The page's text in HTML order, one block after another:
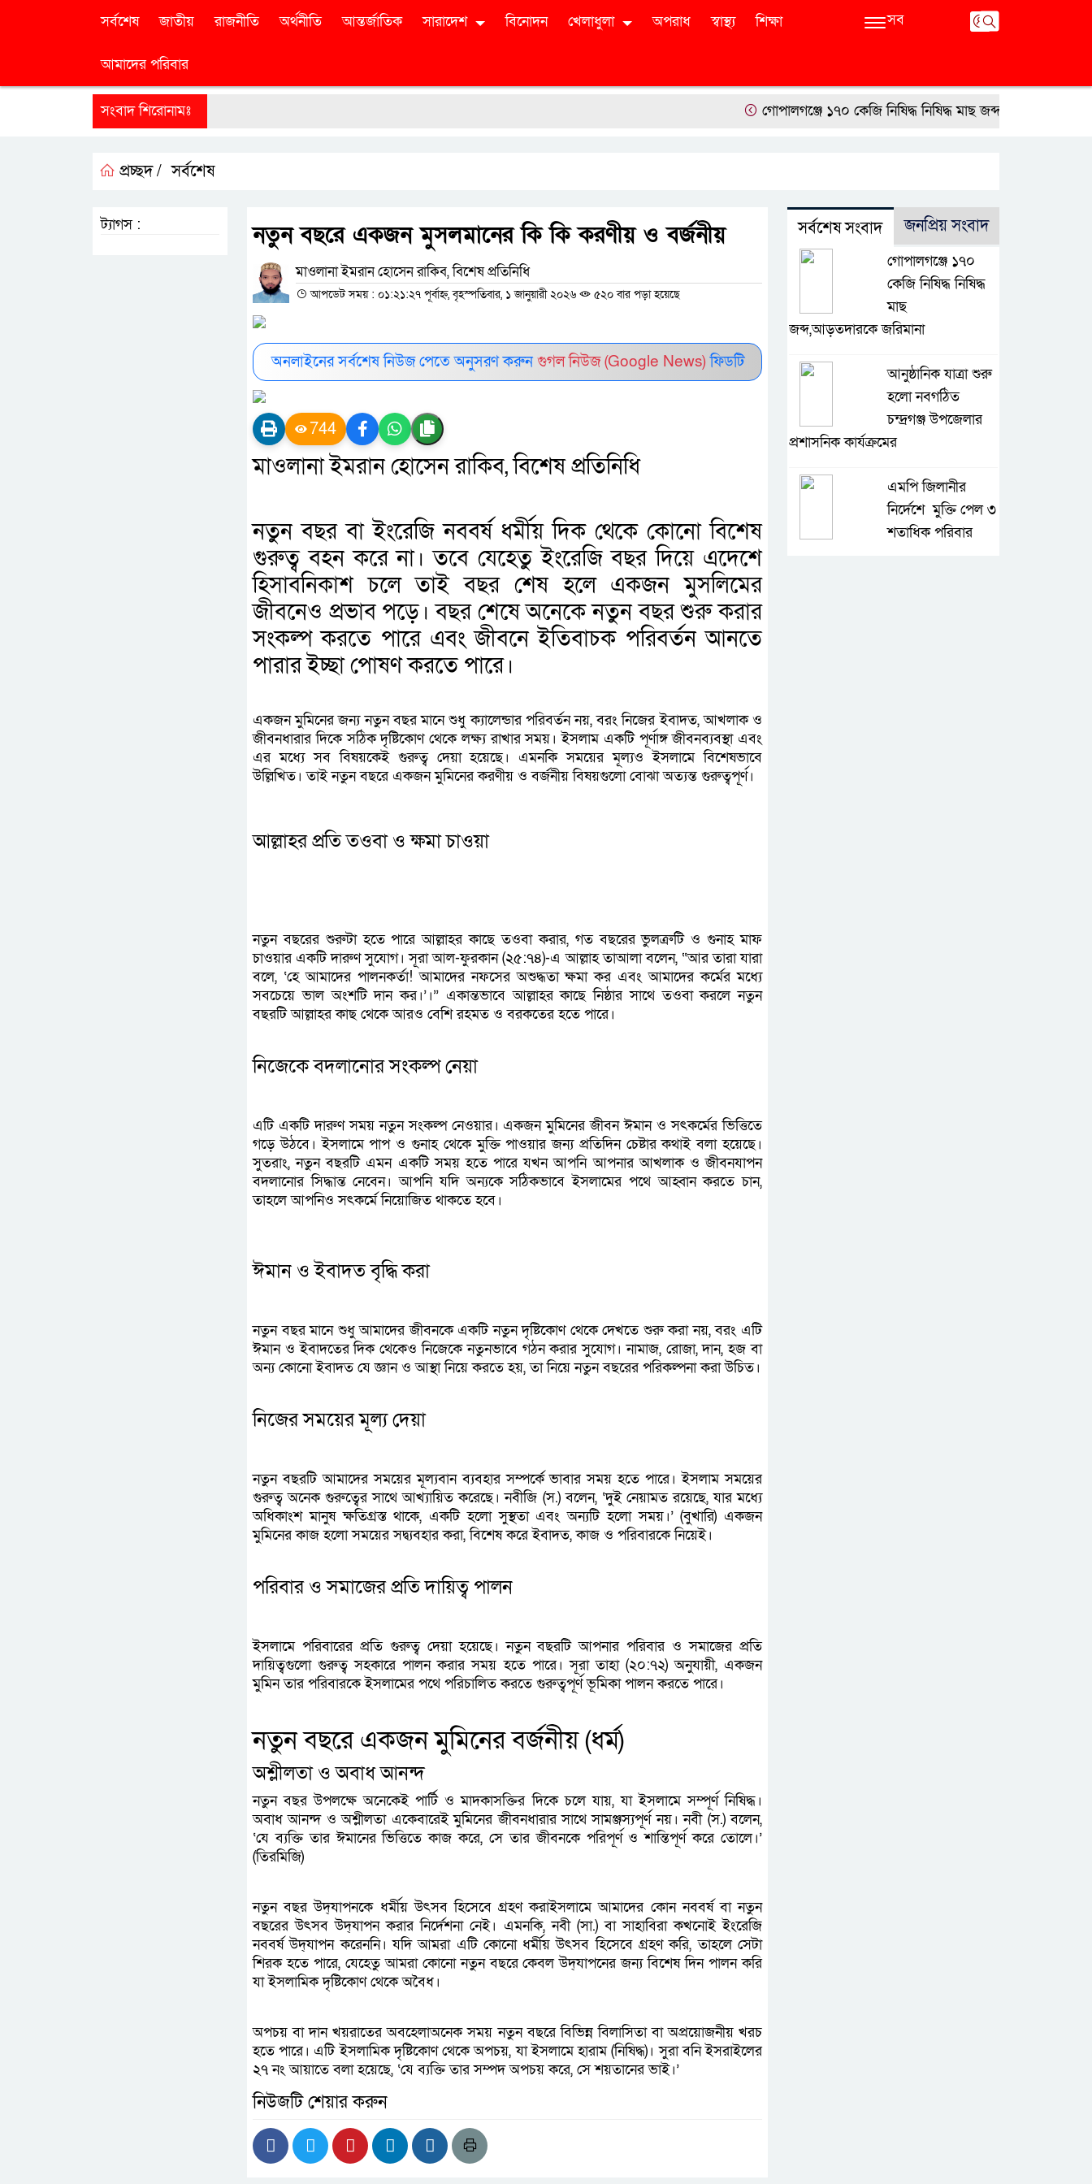
সর্বশেষ জাতীয় রাজনীতি অর্থনীতি আন্তর্জাতিক সারাদেশ বিনোদন খেলাধুলা অপরাধ স্বাস্থ্য শিক্ষা
আমাদের পরিবার
সব
সংবাদ শিরোনামঃ গোপালগঞ্জে ১৭০ কেজি নিষিদ্ধ নিষিদ্ধ মাছ জব্দ,আড়তদারকে জরিমানা
প্রচ্ছদ / সর্বশেষ
নতুন বছরে একজন মুসলমানের কি কি করণীয় ও বর্জনীয়
মাওলানা ইমরান হোসেন রাকিব, বিশেষ প্রতিনিধি
আপডেট সময় : ০১:২১:২৭ পূর্বাহ্ন, বৃহস্পতিবার, ১ জানুয়ারী ২০২৬ ৫২০ বার পড়া হয়েছে
অনলাইনের সর্বশেষ নিউজ পেতে অনুসরণ করুনগুগল নিউজ (Google News) ফিডটি
744
মাওলানা ইমরান হোসেন রাকিব, বিশেষ প্রতিনিধি
নতুন বছর বা ইংরেজি নববর্ষ ধর্মীয় দিক থেকে কোনো বিশেষ
গুরুত্ব বহন করে না। তবে যেহেতু ইংরেজি বছর দিয়ে এদেশে
হিসাবনিকাশ চলে তাই বছর শেষ হলে একজন মুসলিমের
জীবনেও প্রভাব পড়ে। বছর শেষে অনেকে নতুন বছর শুরু করার
সংকল্প করতে পারে এবং জীবনে ইতিবাচক পরিবর্তন আনতে
পারার ইচ্ছা পোষণ করতে পারে।
একজন মুমিনের জন্য নতুন বছর মানে শুধু ক্যালেন্ডার পরিবর্তন নয়, বরং নিজের ইবাদত, আখলাক ও
জীবনধারার দিকে সঠিক দৃষ্টিকোণ থেকে লক্ষ্য রাখার সময়। ইসলাম একটি পূর্ণাঙ্গ জীবনব্যবস্থা এবং
এর মধ্যে সব বিষয়কেই গুরুত্ব দেয়া হয়েছে। এমনকি সময়ের মূল্যও ইসলামে বিশেষভাবে
উল্লিখিত। তাই নতুন বছরে একজন মুমিনের করণীয় ও বর্জনীয় বিষয়গুলো বোঝা অত্যন্ত গুরুত্বপূর্ণ।
আল্লাহর প্রতি তওবা ও ক্ষমা চাওয়া
নতুন বছরের শুরুটা হতে পারে আল্লাহর কাছে তওবা করার, গত বছরের ভুলত্রুটি ও গুনাহ মাফ
চাওয়ার একটি দারুণ সুযোগ। সূরা আল-ফুরকান (২৫:৭৪)-এ আল্লাহ তাআলা বলেন, “আর তারা যারা
বলে, ‘হে আমাদের পালনকর্তা! আমাদের নফসের অশুদ্ধতা ক্ষমা কর এবং আমাদের কর্মের মধ্যে
সবচেয়ে ভাল অংশটি দান কর।’।” একান্তভাবে আল্লাহর কাছে নিষ্ঠার সাথে তওবা করলে নতুন
বছরটি আল্লাহর কাছ থেকে আরও বেশি রহমত ও বরকতের হতে পারে।
নিজেকে বদলানোর সংকল্প নেয়া
এটি একটি দারুণ সময় নতুন সংকল্প নেওয়ার। একজন মুমিনের জীবন ঈমান ও সৎকর্মের ভিত্তিতে
গড়ে উঠবে। ইসলামে পাপ ও গুনাহ থেকে মুক্তি পাওয়ার জন্য প্রতিদিন চেষ্টার কথাই বলা হয়েছে।
সুতরাং, নতুন বছরটি এমন একটি সময় হতে পারে যখন আপনি আপনার আখলাক ও জীবনযাপন
বদলানোর সিদ্ধান্ত নেবেন। আপনি যদি অন্যকে সঠিকভাবে ইসলামের পথে আহ্বান করতে চান,
তাহলে আপনিও সৎকর্মে নিয়োজিত থাকতে হবে।
ঈমান ও ইবাদত বৃদ্ধি করা
নতুন বছর মানে শুধু আমাদের জীবনকে একটি নতুন দৃষ্টিকোণ থেকে দেখতে শুরু করা নয়, বরং এটি
ঈমান ও ইবাদতের দিক থেকেও নিজেকে নতুনভাবে গঠন করার সুযোগ। নামাজ, রোজা, দান, হজ বা
অন্য কোনো ইবাদত যে জ্ঞান ও আস্থা নিয়ে করতে হয়, তা নিয়ে নতুন বছরের পরিকল্পনা করা উচিত।
নিজের সময়ের মূল্য দেয়া
নতুন বছরটি আমাদের সময়ের মূল্যবান ব্যবহার সম্পর্কে ভাবার সময় হতে পারে। ইসলাম সময়ের
গুরুত্ব অনেক গুরুত্বের সাথে আখ্যায়িত করেছে। নবীজি (স.) বলেন, ‘দুই নেয়ামত রয়েছে, যার মধ্যে
অধিকাংশ মানুষ ক্ষতিগ্রস্ত থাকে, একটি হলো সুস্থতা এবং অন্যটি হলো সময়।’ (বুখারি) একজন
মুমিনের কাজ হলো সময়ের সদ্ব্যবহার করা, বিশেষ করে ইবাদত, কাজ ও পরিবারকে নিয়েই।
পরিবার ও সমাজের প্রতি দায়িত্ব পালন
ইসলামে পরিবারের প্রতি গুরুত্ব দেয়া হয়েছে। নতুন বছরটি আপনার পরিবার ও সমাজের প্রতি
দায়িত্বগুলো গুরুত্ব সহকারে পালন করার সময় হতে পারে। সূরা তাহা (২০:৭২) অনুযায়ী, একজন
মুমিন তার পরিবারকে ইসলামের পথে পরিচালিত করতে গুরুত্বপূর্ণ ভূমিকা পালন করতে পারে।
নতুন বছরে একজন মুমিনের বর্জনীয় (ধর্ম)
অশ্লীলতা ও অবাধ আনন্দ
নতুন বছর উপলক্ষে অনেকেই পার্টি ও মাদকাসক্তির দিকে চলে যায়, যা ইসলামে সম্পূর্ণ নিষিদ্ধ।
অবাধ আনন্দ ও অশ্লীলতা একেবারেই মুমিনের জীবনধারার সাথে সামঞ্জস্যপূর্ণ নয়। নবী (স.) বলেন,
‘যে ব্যক্তি তার ঈমানের ভিত্তিতে কাজ করে, সে তার জীবনকে পরিপূর্ণ ও শান্তিপূর্ণ করে তোলে।’
(তিরমিজি)
নতুন বছর উদ্‌যাপনকে ধর্মীয় উৎসব হিসেবে গ্রহণ করাইসলামে আমাদের কোন নববর্ষ বা নতুন
বছরের উৎসব উদ্‌যাপন করার নির্দেশনা নেই। এমনকি, নবী (সা.) বা সাহাবিরা কখনোই ইংরেজি
নববর্ষ উদ্‌যাপন করেননি। যদি আমরা এটি কোনো ধর্মীয় উৎসব হিসেবে গ্রহণ করি, তাহলে সেটা
শিরক হতে পারে, যেহেতু আমরা কোনো নতুন বছরে কেবল উদ্‌যাপনের জন্য বিশেষ দিন পালন করি
যা ইসলামিক দৃষ্টিকোণ থেকে অবৈধ।
অপচয় বা দান খয়রাতের অবহেলাঅনেক সময় নতুন বছরে বিভিন্ন বিলাসিতা বা অপ্রয়োজনীয় খরচ
হতে পারে। এটি ইসলামিক দৃষ্টিকোণ থেকে অপচয়, যা ইসলামে হারাম (নিষিদ্ধ)। সুরা বনি ইসরাইলের
২৭ নং আয়াতে বলা হয়েছে, ‘যে ব্যক্তি তার সম্পদ অপচয় করে, সে শয়তানের ভাই।’
নিউজটি শেয়ার করুন
ট্যাগস : সর্বশেষ সংবাদ জনপ্রিয় সংবাদ
গোপালগঞ্জে ১৭০
কেজি নিষিদ্ধ নিষিদ্ধ
মাছ
জব্দ,আড়তদারকে জরিমানা
আনুষ্ঠানিক যাত্রা শুরু
হলো নবগঠিত
চন্দ্রগঞ্জ উপজেলার
প্রশাসনিক কার্যক্রমের
এমপি জিলানীর
নির্দেশে মুক্তি পেল ৩
শতাধিক পরিবার